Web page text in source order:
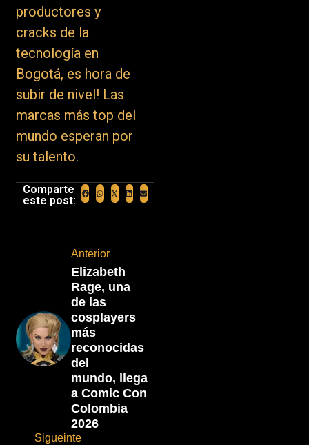
productores y
cracks de la
tecnología en
Bogotá, es hora de
subir de nivel! Las
marcas más top del
mundo esperan por
su talento.
Comparte
este post:
Anterior
Elizabeth
Rage, una
de las
cosplayers
más
reconocidas
del
mundo, llega
a Comic Con
Colombia
2026
Sigueinte